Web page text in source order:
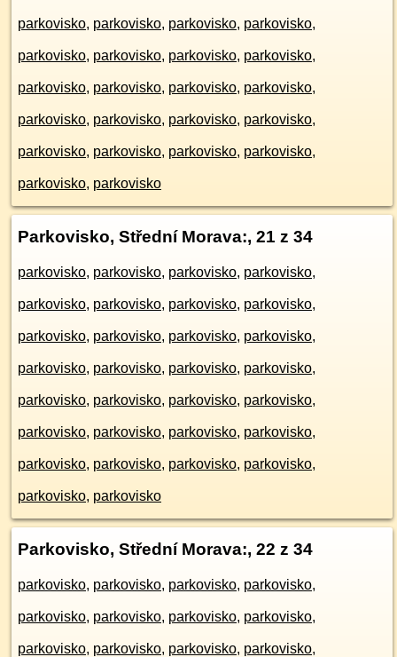
parkovisko, parkovisko, parkovisko, parkovisko,
parkovisko, parkovisko, parkovisko, parkovisko,
parkovisko, parkovisko, parkovisko, parkovisko,
parkovisko, parkovisko, parkovisko, parkovisko,
parkovisko, parkovisko, parkovisko, parkovisko,
parkovisko, parkovisko
Parkovisko, Střední Morava:, 21 z 34
parkovisko, parkovisko, parkovisko, parkovisko,
parkovisko, parkovisko, parkovisko, parkovisko,
parkovisko, parkovisko, parkovisko, parkovisko,
parkovisko, parkovisko, parkovisko, parkovisko,
parkovisko, parkovisko, parkovisko, parkovisko,
parkovisko, parkovisko, parkovisko, parkovisko,
parkovisko, parkovisko, parkovisko, parkovisko,
parkovisko, parkovisko
Parkovisko, Střední Morava:, 22 z 34
parkovisko, parkovisko, parkovisko, parkovisko,
parkovisko, parkovisko, parkovisko, parkovisko,
parkovisko, parkovisko, parkovisko, parkovisko,